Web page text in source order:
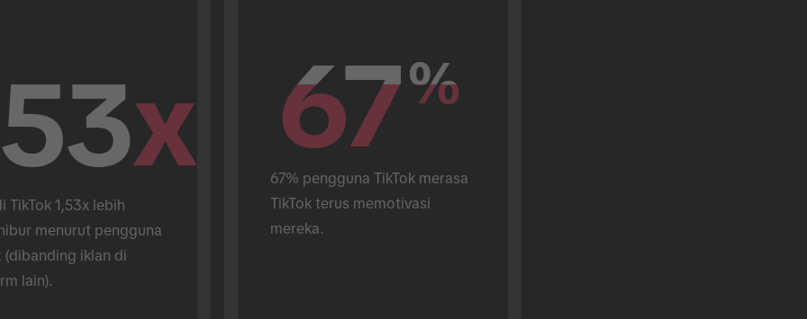
x
TikTok 1,53x lebih
menurut pengguna
(dibanding iklan di
lain).
67%
67%
67% pengguna TikTok merasa
TikTok terus memotivasi
mereka.